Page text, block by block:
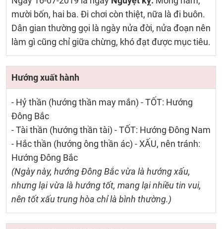
mười bốn, hai ba. Đi chơi còn thiệt, nữa là đi buôn.
Dân gian thường gọi là ngày nửa đời, nửa đoạn nên
làm gì cũng chỉ giữa chừng, khó đạt được mục tiêu.
Hướng xuất hành
- Hỷ thần (hướng thần may mắn) - TỐT: Hướng
Đông Bắc
- Tài thần (hướng thần tài) - TỐT: Hướng Đông Nam
- Hắc thần (hướng ông thần ác) - XẤU, nên tránh:
Hướng Đông Bắc
(Ngày này, hướng Đông Bắc vừa là hướng xấu,
nhưng lại vừa là hướng tốt, mang lại nhiều tin vui,
nên tốt xấu trung hòa chỉ là bình thường.)